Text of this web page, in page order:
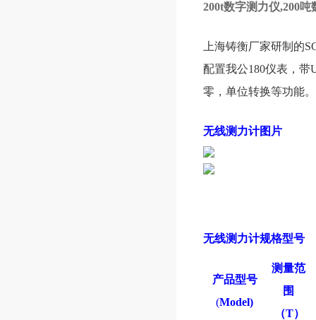
200t数字测力仪,200
上海铸衡厂家研制的
配置我公180仪表，带
零，单位转换等功能。
无线测力计图片
无线测力计规格型号
产品型号
(Model)
测量范
围
（T）